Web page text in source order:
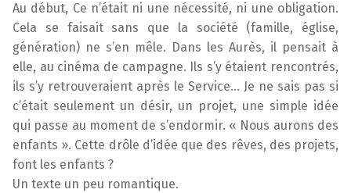
Au début, Ce n’était ni une nécessité, ni une obligation.
Cela se faisait sans que la société (famille, église,
génération) ne s’en mêle. Dans les Aurès, il pensait à
elle, au cinéma de campagne. Ils s’y étaient rencontrés,
ils s’y retrouveraient après le Service… Je ne sais pas si
c’était seulement un désir, un projet, une simple idée
qui passe au moment de s’endormir. « Nous aurons des
enfants ». Cette drôle d’idée que des rêves, des projets,
font les enfants ?
Un texte un peu romantique.